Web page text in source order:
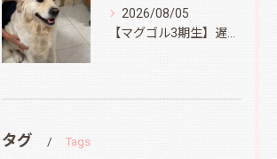
2026/08/05
タグ Tags